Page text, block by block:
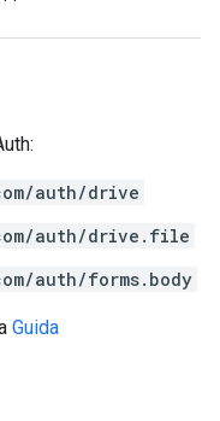
auth/drive
auth/drive.file
auth/forms.body
Guida